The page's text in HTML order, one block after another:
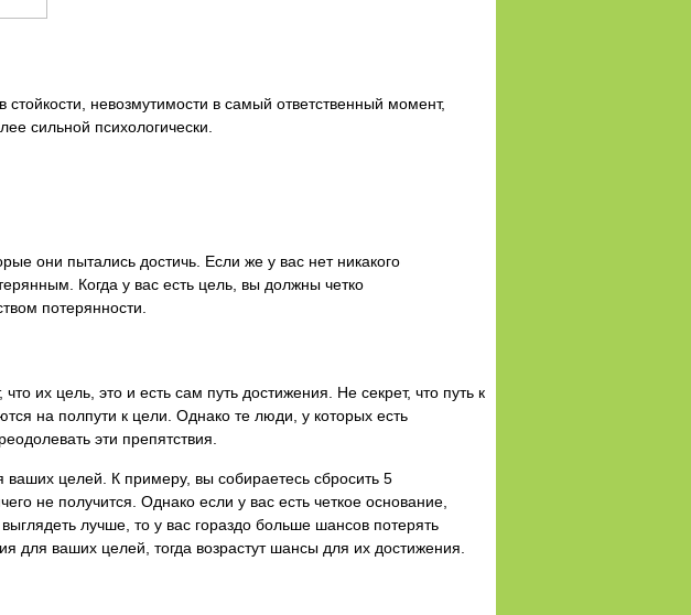
невозмутимости в самый ответственный момент,
сильной психологически.
они пытались достичь. Если же у вас нет никакого
Когда у вас есть цель, вы должны четко
потерянности.
их цель, это и есть сам путь достижения. Не секрет, что путь к
на полпути к цели. Однако те люди, у которых есть
эти препятствия.
ваших целей. К примеру, вы собираетесь сбросить 5
не получится. Однако если у вас есть четкое основание,
лучше, то у вас гораздо больше шансов потерять
для ваших целей, тогда возрастут шансы для их достижения.